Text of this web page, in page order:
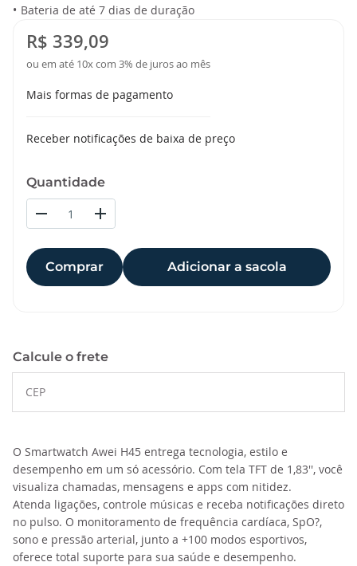
• Bateria de até 7 dias de duração
R$ 339,09
ou em até 10x com 3% de juros ao mês
Mais formas de pagamento
Receber notificações de baixa de preço
Quantidade
Comprar Adicionar a sacola
Calcule o frete
O Smartwatch Awei H45 entrega tecnologia, estilo e
desempenho em um só acessório. Com tela TFT de 1,83'', você
visualiza chamadas, mensagens e apps com nitidez.
Atenda ligações, controle músicas e receba notificações direto
no pulso. O monitoramento de frequência cardíaca, SpO?,
sono e pressão arterial, junto a +100 modos esportivos,
oferece total suporte para sua saúde e desempenho.